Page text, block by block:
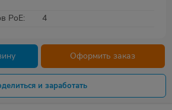
PoE 4
Оформить заказ
и заработать